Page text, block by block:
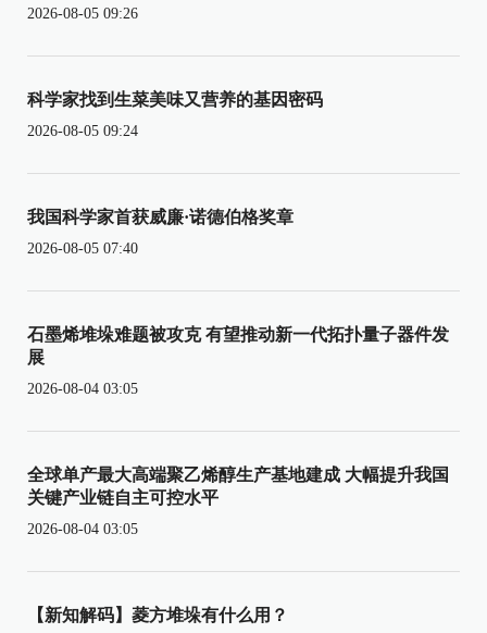
2026-08-05 09:26
科学家找到生菜美味又营养的基因密码
2026-08-05 09:24
我国科学家首获威廉·诺德伯格奖章
2026-08-05 07:40
石墨烯堆垛难题被攻克 有望推动新一代拓扑量子器件发
展
2026-08-04 03:05
全球单产最大高端聚乙烯醇生产基地建成 大幅提升我国
关键产业链自主可控水平
2026-08-04 03:05
【新知解码】菱方堆垛有什么用？